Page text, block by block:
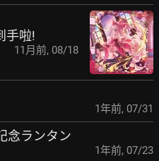
手啦!
11月前, 08/18
1年前, 07/31
念ランタン
1年前, 07/23